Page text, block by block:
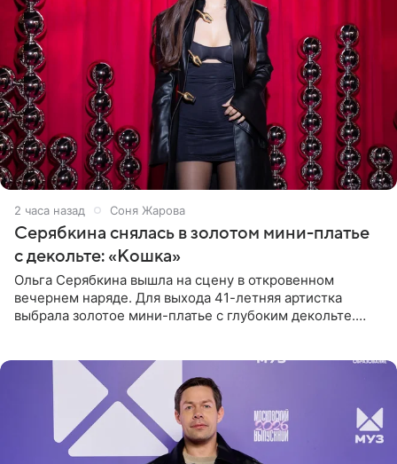
2 часа назад Соня Жарова
Серябкина снялась в золотом мини-платье
с декольте: «Кошка»
Ольга Серябкина вышла на сцену в откровенном
вечернем наряде. Для выхода 41-летняя артистка
выбрала золотое мини-платье с глубоким декольте.